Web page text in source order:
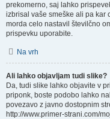
prekomerno, saj lahko
izbrisal vaše smeške ali pa kar
morda celo nastavil številčno
prispevku uporabite.
Na vrh
Ali lahko objavljam tudi slike?
Da, tudi slike lahko objavite v
priponk, boste podobo lahko
povezavo z javno dostopnim
http://www.primer-strani.com/